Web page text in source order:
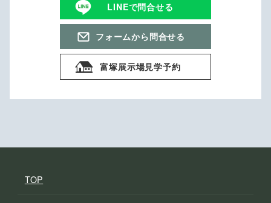
LINEで問合せる
フォームから問合せる
富塚展示場見学予約
TOP